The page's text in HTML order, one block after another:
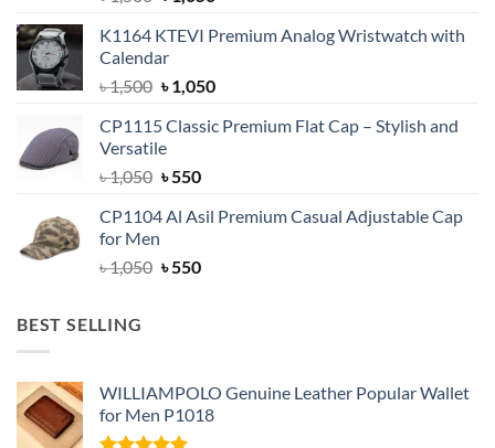
was:
৳ 1,500.
is:
K1164 KTEVI Premium Analog Wristwatch with
Calendar
৳1,500 Original
was:
৳ 1,500.
৳1,050Current
is:
CP1115 Classic Premium Flat Cap – Stylish and
Versatile
৳1,050 Original
was:
৳550Current
is:
CP1104 Al Asil Premium Casual Adjustable Cap
for Men
৳1,050 Original
৳550Current
BEST SELLING
WILLIAMPOLO Genuine Leather Popular Wallet
for Men P1018